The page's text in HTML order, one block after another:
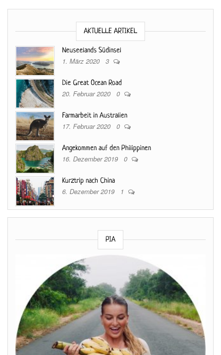
AKTUELLE ARTIKEL
Neuseelands Südinsel
1. März 2020 3
Die Great Ocean Road
20. Februar 2020 0
Farmarbeit in Australien
17. Februar 2020 0
Angekommen auf den Philippinen
16. Dezember 2019 0
Kurztrip nach China
6. Dezember 2019 1
PIA